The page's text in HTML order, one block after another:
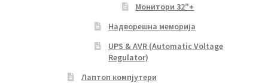
Монитори 32″+
Надворешна меморија
UPS & AVR (Automatic Voltage
Regulator)
Лаптоп компјутери